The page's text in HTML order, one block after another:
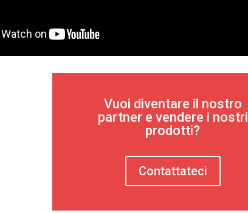
Vuoi diventare il nostro
partner e vendere i nostri
prodotti?
Contattateci